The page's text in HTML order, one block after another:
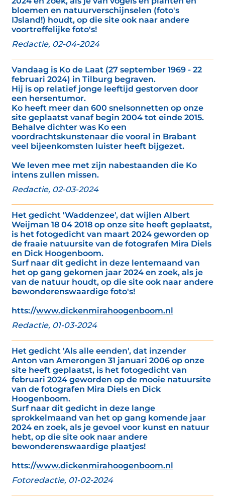
bloemen en natuurverschijnselen (foto's
IJsland!) houdt, op die site ook naar andere
voortreffelijke foto's!
Redactie, 02-04-2024
Vandaag is Ko de Laat (27 september 1969 - 22
februari 2024) in Tilburg begraven.
Hij is op relatief jonge leeftijd gestorven door
een hersentumor.
Ko heeft meer dan 600 snelsonnetten op onze
site geplaatst vanaf begin 2004 tot einde 2015.
Behalve dichter was Ko een
voordrachtskunstenaar die vooral in Brabant
veel bijeenkomsten luister heeft bijgezet.
We leven mee met zijn nabestaanden die Ko
intens zullen missen.
Redactie, 02-03-2024
Het gedicht 'Waddenzee', dat wijlen Albert
Weijman 18 04 2018 op onze site heeft geplaatst,
is het fotogedicht van maart 2024 geworden op
de fraaie natuursite van de fotografen Mira Diels
en Dick Hoogenboom.
Surf naar dit gedicht in deze lentemaand van
het op gang gekomen jaar 2024 en zoek, als je
van de natuur houdt, op die site ook naar andere
bewonderenswaardige foto's!
htts://www.dickenmirahoogenboom.nl
Redactie, 01-03-2024
Het gedicht 'Als alle eenden', dat inzender
Anton van Amerongen 31 januari 2006 op onze
site heeft geplaatst, is het fotogedicht van
februari 2024 geworden op de mooie natuursite
van de fotografen Mira Diels en Dick
Hoogenboom.
Surf naar dit gedicht in deze lange
sprokkelmaand van het op gang komende jaar
2024 en zoek, als je gevoel voor kunst en natuur
hebt, op die site ook naar andere
bewonderenswaardige plaatjes!
htts://www.dickenmirahoogenboom.nl
Fotoredactie, 01-02-2024